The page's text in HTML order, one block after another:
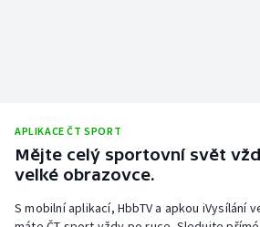
APLIKACE ČT SPORT
Mějte celý sportovní svět
velké obrazovce.
S mobilní aplikací, HbbTV a apkou iVysílání